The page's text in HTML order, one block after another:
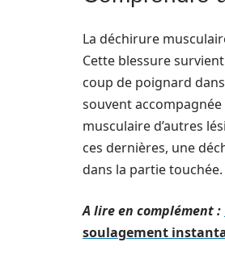
La déchirure
Cette blessure
coup de poignard
souvent
musculaire d’autres
ces dernières, une
dans la partie touchée.
A lire en complément :
soulagement